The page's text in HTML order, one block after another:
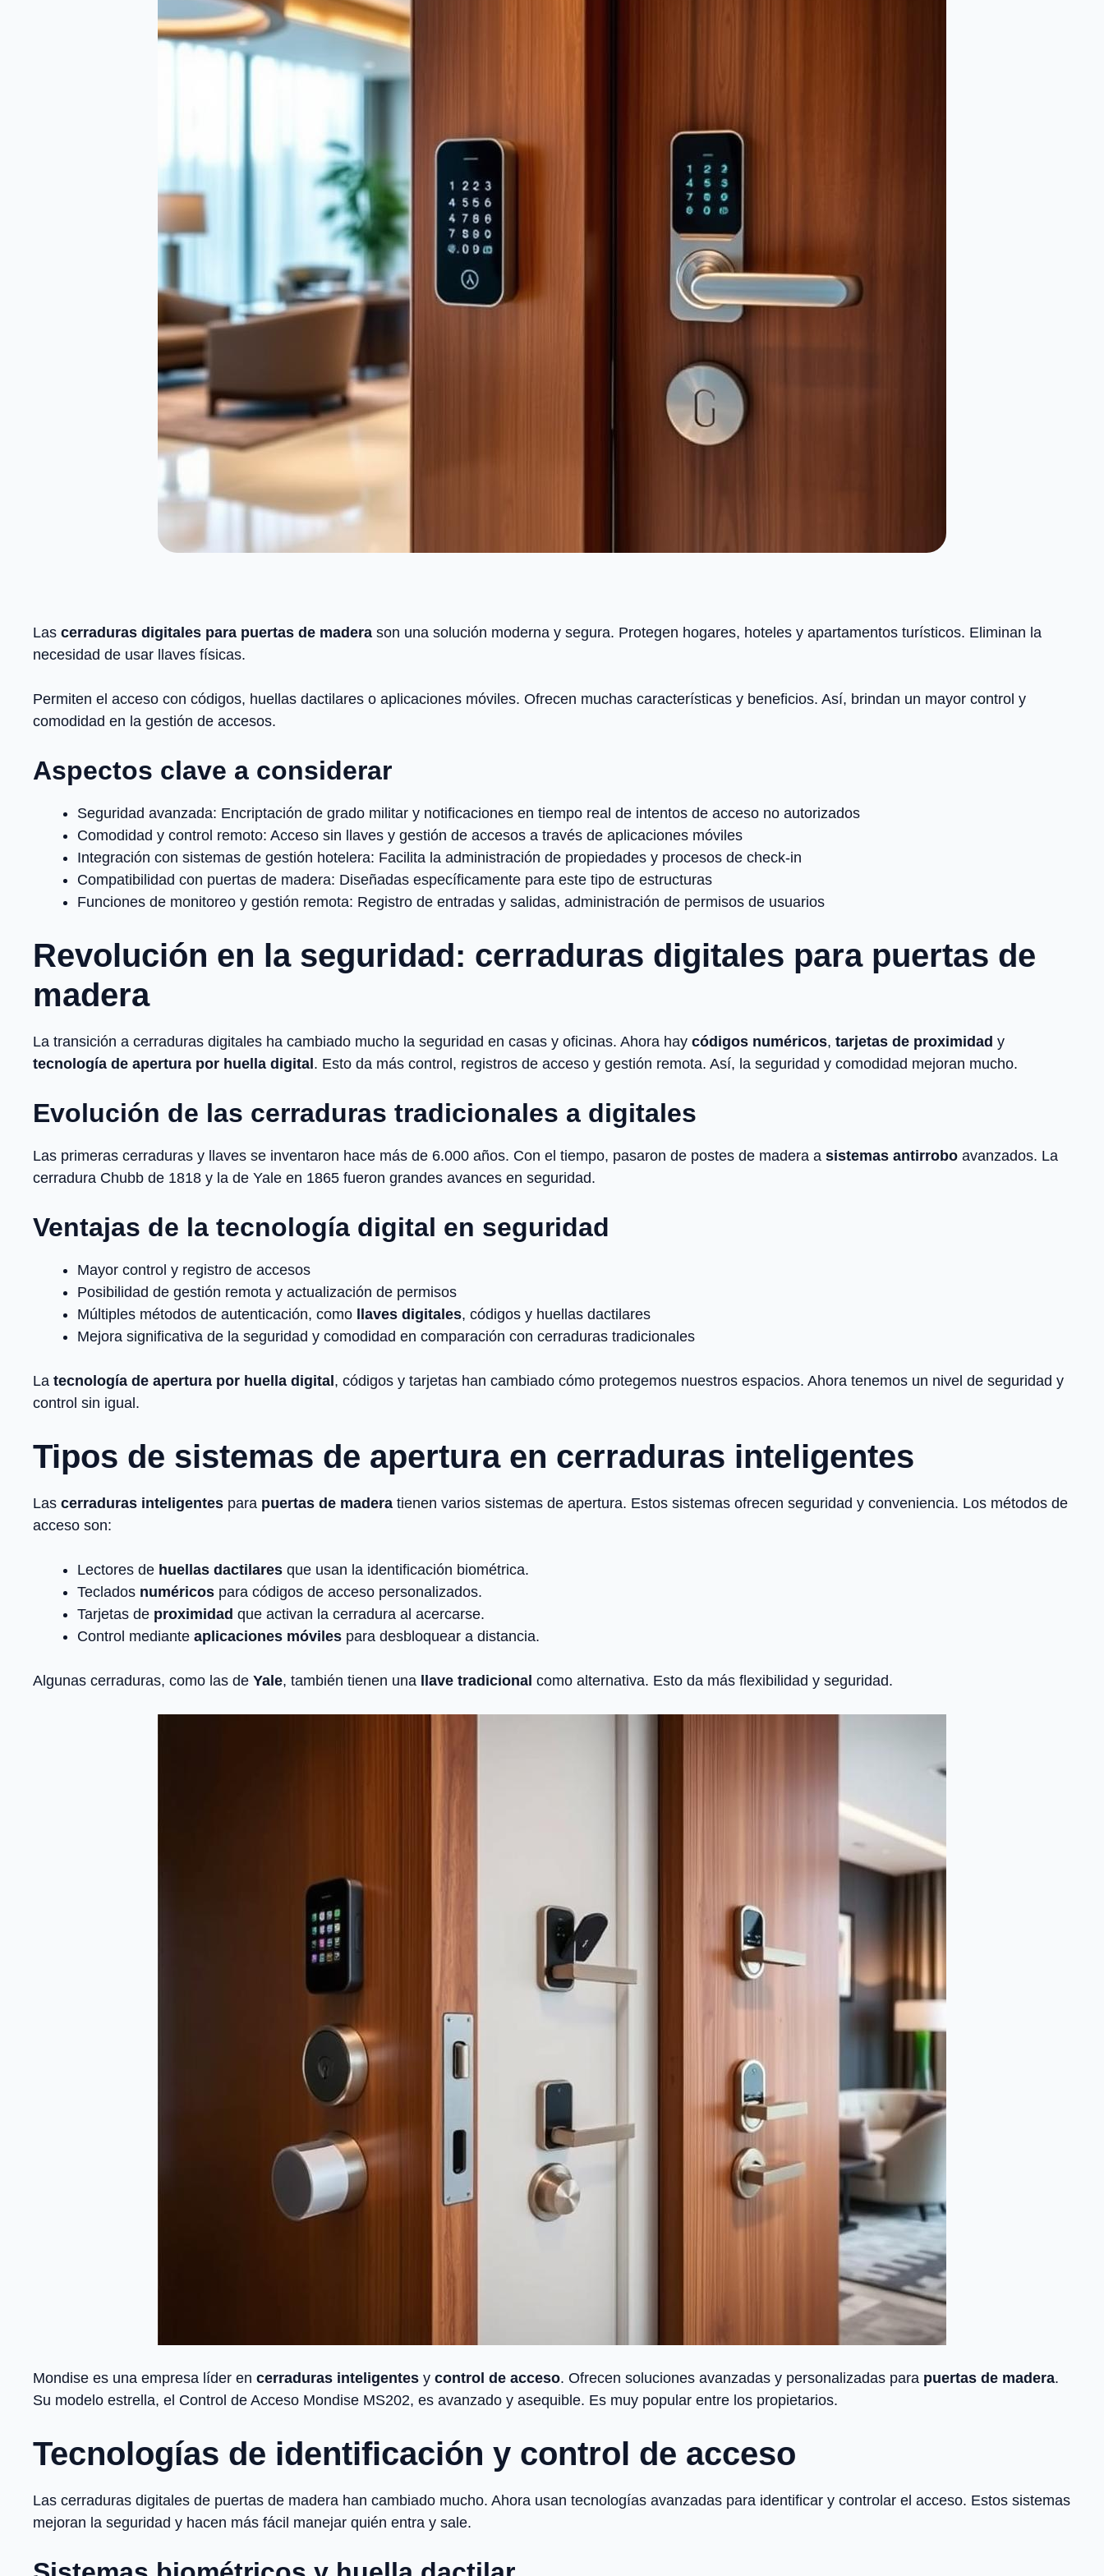
Las cerraduras digitales para puertas de madera son una solución moderna y segura. Protegen hogares, hoteles y apartamentos turísticos. Eliminan la
necesidad de usar llaves físicas.
Permiten el acceso con códigos, huellas dactilares o aplicaciones móviles. Ofrecen muchas características y beneficios. Así, brindan un mayor control y
comodidad en la gestión de accesos.
Aspectos clave a considerar
Seguridad avanzada: Encriptación de grado militar y notificaciones en tiempo real de intentos de acceso no autorizados
Comodidad y control remoto: Acceso sin llaves y gestión de accesos a través de aplicaciones móviles
Integración con sistemas de gestión hotelera: Facilita la administración de propiedades y procesos de check-in
Compatibilidad con puertas de madera: Diseñadas específicamente para este tipo de estructuras
Funciones de monitoreo y gestión remota: Registro de entradas y salidas, administración de permisos de usuarios
Revolución en la seguridad: cerraduras digitales para puertas de
madera
La transición a cerraduras digitales ha cambiado mucho la seguridad en casas y oficinas. Ahora hay códigos numéricos, tarjetas de proximidad y
tecnología de apertura por huella digital . Esto da más control, registros de acceso y gestión remota. Así, la seguridad y comodidad mejoran mucho.
Evolución de las cerraduras tradicionales a digitales
Las primeras cerraduras y llaves se inventaron hace más de 6.000 años. Con el tiempo, pasaron de postes de madera a sistemas antirrobo avanzados. La
cerradura Chubb de 1818 y la de Yale en 1865 fueron grandes avances en seguridad.
Ventajas de la tecnología digital en seguridad
Mayor control y registro de accesos
Posibilidad de gestión remota y actualización de permisos
Múltiples métodos de autenticación, como
llaves digitales, códigos y huellas dactilares
Mejora significativa de la seguridad y comodidad en comparación con cerraduras tradicionales
La tecnología de apertura por huella digital , códigos y tarjetas han cambiado cómo protegemos nuestros espacios. Ahora tenemos un nivel de seguridad y
control sin igual.
Tipos de sistemas de apertura en cerraduras inteligentes
Las cerraduras inteligentes para puertas de madera tienen varios sistemas de apertura. Estos sistemas ofrecen seguridad y conveniencia. Los métodos de
acceso son:
Lectores de huellas dactilares que usan la identificación biométrica.
Teclados numéricos para códigos de acceso personalizados.
Tarjetas de proximidad que activan la cerradura al acercarse.
Control mediante aplicaciones móviles para desbloquear a distancia.
Algunas cerraduras, como las de Yale, también tienen una llave tradicional como alternativa. Esto da más flexibilidad y seguridad.
Mondise es una empresa líder en cerraduras inteligentes y control de acceso. Ofrecen soluciones avanzadas y personalizadas para puertas de madera.
Su modelo estrella, el Control de Acceso Mondise MS202, es avanzado y asequible. Es muy popular entre los propietarios.
Tecnologías de identificación y control de acceso
Las cerraduras digitales de puertas de madera han cambiado mucho. Ahora usan tecnologías avanzadas para identificar y controlar el acceso. Estos sistemas
mejoran la seguridad y hacen más fácil manejar quién entra y sale.